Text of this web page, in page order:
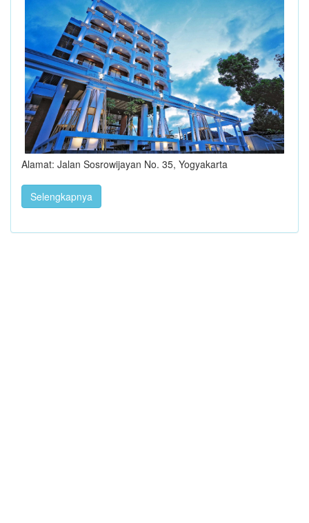
Alamat: Jalan Sosrowijayan No. 35, Yogyakarta
Selengkapnya